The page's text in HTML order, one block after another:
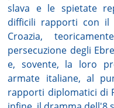
slava e le spietate
difficili rapporti con il
Croazia,
persecuzione degli
e, sovente, la loro
armate italiane, al
rapporti diplomatici di